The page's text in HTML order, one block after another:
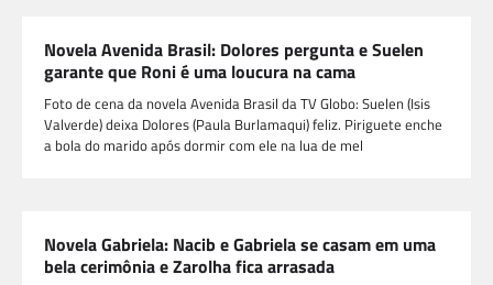
Novela Avenida Brasil: Dolores pergunta e Suelen
garante que Roni é uma loucura na cama
Foto de cena da novela Avenida Brasil da TV Globo: Suelen (Isis
Valverde) deixa Dolores (Paula Burlamaqui) feliz. Piriguete enche
a bola do marido após dormir com ele na lua de mel
Novela Gabriela: Nacib e Gabriela se casam em uma
bela cerimônia e Zarolha fica arrasada